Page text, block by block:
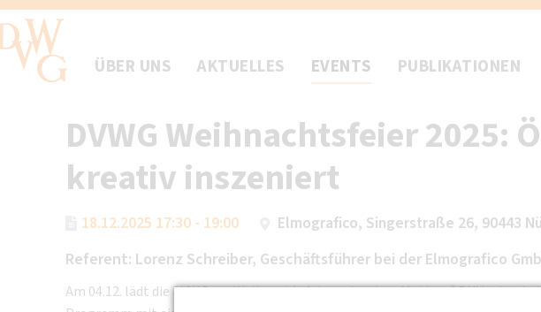
ÜBER UNS AKTUELLES EVENTS PUBLIKATIONEN
DVWG Weihnachtsfeier 2025:
kreativ inszeniert
18.12.2025 17:30 - 19:00 Elmografico, Singerstraße 26, 90443
Referent: Lorenz Schreiber, Geschäftsführer bei der Elmografico
Am 04.12. lädt die DVWG zur Weihnachtsfeier unter dem Motto „ÖPNV